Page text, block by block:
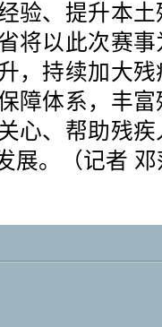
验、提升本
将以此次赛
，持续加大
障体系，丰
心、帮助残
展。（记者 邓